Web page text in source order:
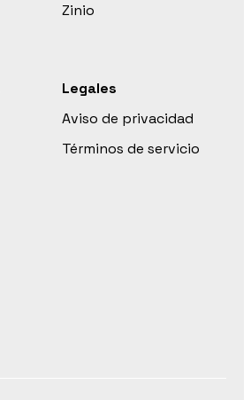
Zinio
Legales
Aviso de privacidad
Términos de servicio